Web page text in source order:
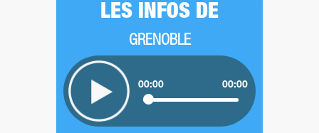
LES INFOS DE
GRENOBLE
00:00 00:00